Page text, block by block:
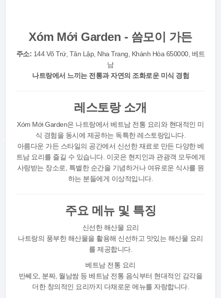
Xóm Mới Garden - 씀모이 가든
주소: 144 Võ Trứ, Tân Lập, Nha Trang, Khánh Hòa 650000, 베트
남
나트랑에서 느끼는 전통과 자연의 조화로운 미식 경험
레스토랑 소개
Xóm Mới Garden은 나트랑에서 베트남 전통 요리와 현대적인 미
식 경험을 동시에 제공하는 독특한 레스토랑입니다.
아름다운 가든 스타일의 공간에서 신선한 재료로 만든 다양한 베
트남 요리를 즐길 수 있습니다. 이곳은 현지인과 관광객 모두에게
사랑받는 장소로, 특별한 순간을 기념하거나 여유로운 식사를 원
하는 분들에게 이상적입니다.
주요 메뉴 및 특징
신선한 해산물 요리
나트랑의 풍부한 해산물을 활용해 신선하고 맛있는 해산물 요리
를 제공합니다.
베트남 전통 요리
반쎄오, 분짜, 월남쌈 등 베트남 전통 음식부터 현대적인 감각을
더한 창의적인 요리까지 다채로운 메뉴를 자랑합니다.